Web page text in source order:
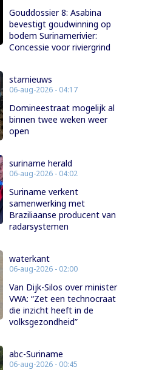
Gouddossier 8: Asabina
bevestigt goudwinning op
bodem Surinamerivier:
Concessie voor riviergrind
starnieuws
06-aug-2026 - 04:17
Domineestraat mogelijk al
binnen twee weken weer
open
suriname herald
06-aug-2026 - 04:02
Suriname verkent
samenwerking met
Braziliaanse producent van
radarsystemen
waterkant
06-aug-2026 - 02:00
Van Dijk-Silos over minister
VWA: “Zet een technocraat
die inzicht heeft in de
volksgezondheid”
abc-Suriname
06-aug-2026 - 00:45